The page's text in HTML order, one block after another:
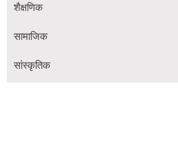
शैक्षणिक
सामाजिक
सांस्कृतिक